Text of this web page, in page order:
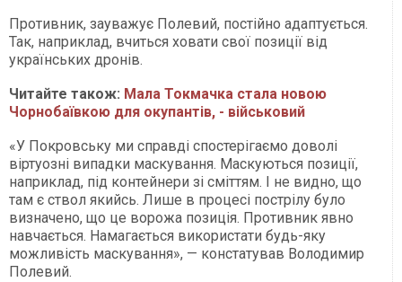
Противник, зауважує Полевий, постійно адаптується.
Так, наприклад, вчиться ховати свої позиції від
українських дронів.
Читайте також: Мала Токмачка стала новою
Чорнобаївкою для окупантів, - військовий
«У Покровську ми справді спостерігаємо доволі
віртуозні випадки маскування. Маскуються позиції,
наприклад, під контейнери зі сміттям. І не видно, що
там є ствол якийсь. Лише в процесі пострілу було
визначено, що це ворожа позиція. Противник явно
навчається. Намагається використати будь-яку
можливість маскування», — констатував Володимир
Полевий.